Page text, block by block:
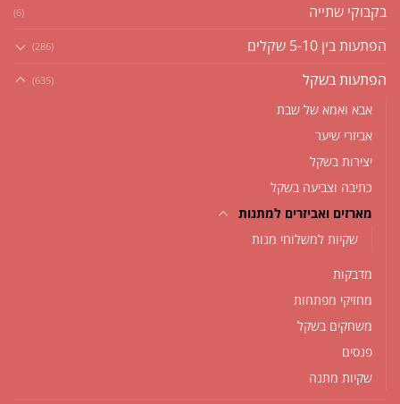
בקבוקי שתייה (6)
הפתעות בין 5-10 שקלים (286)
הפתעות בשקל (635)
אבא ואמא של שבת
אביזרי שיער
יצירות בשקל
כתיבה וצביעה בשקל
מארזים ואביזרים למתנות
שקיות למשלוחי מנות
מדבקות
מחזיקי מפתחות
משחקים בשקל
פנסים
שקיות מתנה